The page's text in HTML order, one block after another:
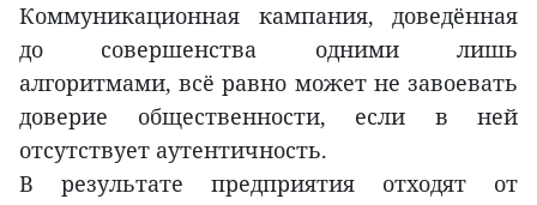
Коммуникационная кампания, доведённая
до совершенства одними лишь
алгоритмами, всё равно может не завоевать
доверие общественности, если в ней
отсутствует аутентичность.
В результате предприятия отходят от